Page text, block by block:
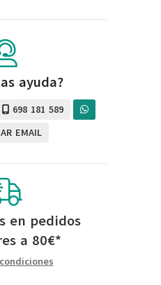
ayuda?
698 181 589
EMAIL
en pedidos
a 80€*